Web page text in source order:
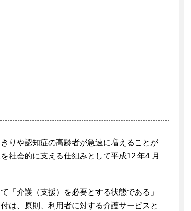
りや認知症の高齢者が急速に増えることが
社会的に支える仕組みとして平成12 年4 月
「介護（支援）を必要とする状態である」
は、原則、利用者に対する介護サービスと